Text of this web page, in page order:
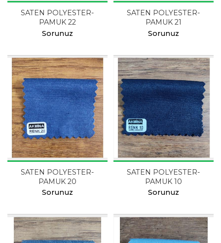
SATEN POLYESTER-
PAMUK 22
Sorunuz
SATEN POLYESTER-
PAMUK 21
Sorunuz
SATEN POLYESTER-
PAMUK 20
Sorunuz
SATEN POLYESTER-
PAMUK 10
Sorunuz